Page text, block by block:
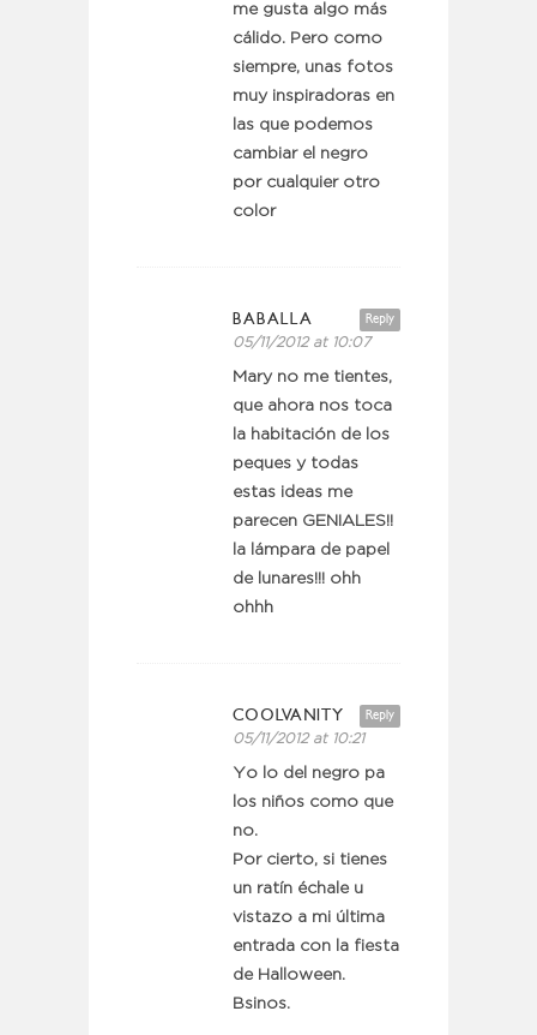
me gusta algo más
cálido. Pero como
siempre, unas fotos
muy inspiradoras en
las que podemos
cambiar el negro
por cualquier otro
color
Reply
BABALLA
05/11/2012 at 10:07
Mary no me tientes,
que ahora nos toca
la habitación de los
peques y todas
estas ideas me
parecen GENIALES!!
la lámpara de papel
de lunares!!! ohh
ohhh
Reply
COOLVANITY
05/11/2012 at 10:21
Yo lo del negro pa
los niños como que
no.
Por cierto, si tienes
un ratín échale u
vistazo a mi última
entrada con la fiesta
de Halloween.
Bsinos.